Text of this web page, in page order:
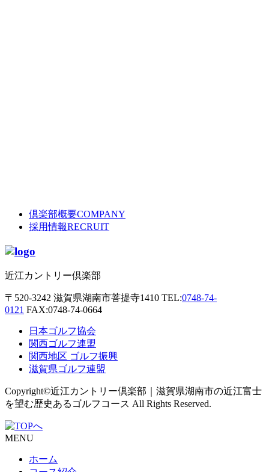
倶楽部概要COMPANY
採用情報RECRUIT
近江カントリー倶楽部
〒520-3242 滋賀県湖南市菩提寺1410 TEL:0748-74-
0121 FAX:0748-74-0664
日本ゴルフ協会
関西ゴルフ連盟
関西地区 ゴルフ振興
滋賀県ゴルフ連盟
Copyright©近江カントリー倶楽部｜滋賀県湖南市の近江富士
を望む歴史あるゴルフコース All Rights Reserved.
MENU
ホーム